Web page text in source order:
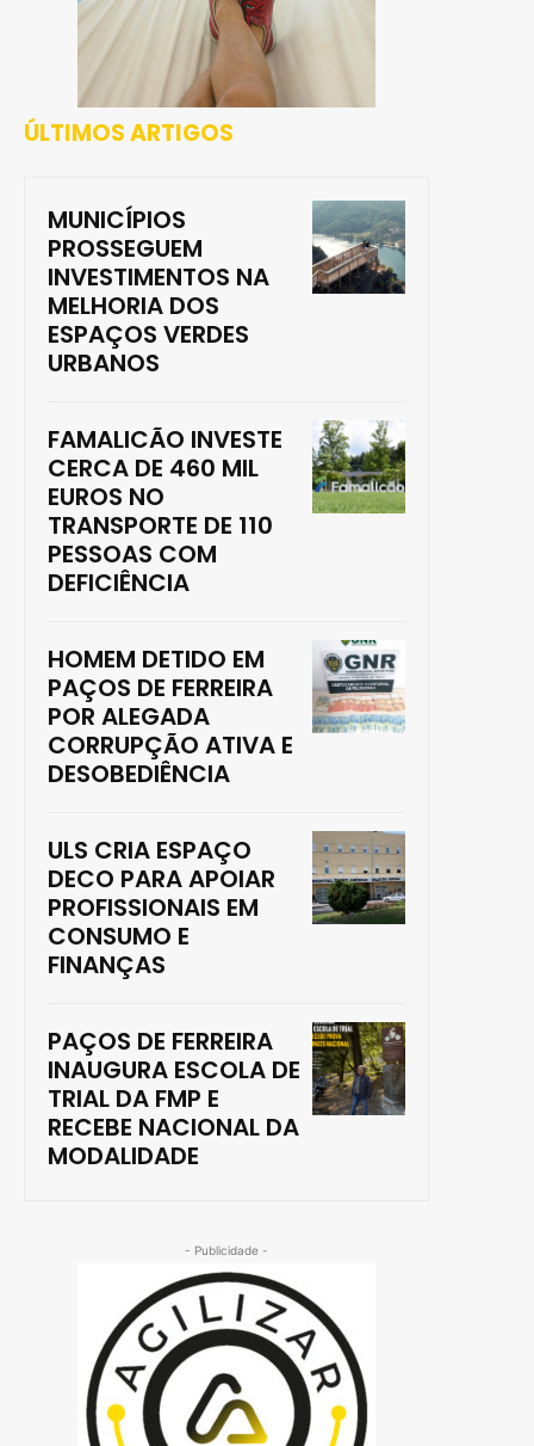
ÚLTIMOS ARTIGOS
MUNICÍPIOS
PROSSEGUEM
INVESTIMENTOS NA
MELHORIA DOS
ESPAÇOS VERDES
URBANOS
FAMALICÃO INVESTE
CERCA DE 460 MIL
EUROS NO
TRANSPORTE DE 110
PESSOAS COM
DEFICIÊNCIA
HOMEM DETIDO EM
PAÇOS DE FERREIRA
POR ALEGADA
CORRUPÇÃO ATIVA E
DESOBEDIÊNCIA
ULS CRIA ESPAÇO
DECO PARA APOIAR
PROFISSIONAIS EM
CONSUMO E
FINANÇAS
PAÇOS DE FERREIRA
INAUGURA ESCOLA DE
TRIAL DA FMP E
RECEBE NACIONAL DA
MODALIDADE
- Publicidade -